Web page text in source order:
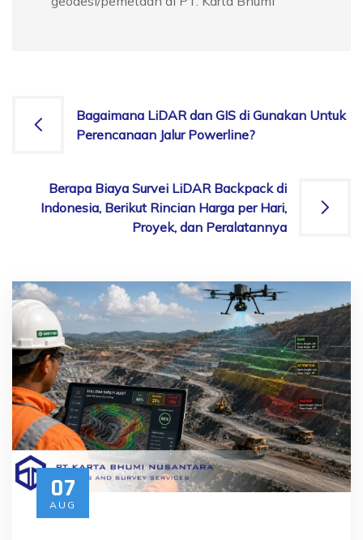
Post
navigation
Bagaimana LiDAR dan GIS di Gunakan Untuk
Perencanaan Jalur Powerline?
Berapa Biaya Survei LiDAR Backpack di
Indonesia, Berikut Rincian Harga per Hari,
Proyek, dan Peralatannya
07
AUG